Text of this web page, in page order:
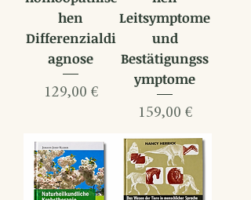
hen
Differenzialdi
agnose
Preis
129,00 €
Leitsymptome
und
Bestätigungss
ymptome
Preis
159,00 €